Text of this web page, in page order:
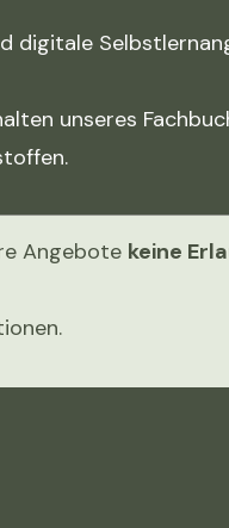
digitale
unseres
Angebote keine